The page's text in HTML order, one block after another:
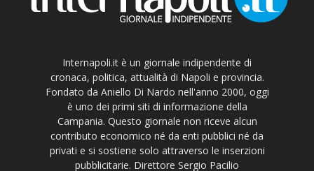
Internapoli.it è un giornale indipendente di
cronaca, politica, attualità di Napoli e provincia.
Fondato da Aniello Di Nardo nell'anno 2000, oggi
è uno dei primi siti di informazione della
Campania. Questo giornale non riceve alcun
contributo economico né da enti pubblici né da
privati e si sostiene solo attraverso le inserzioni
pubblicitarie. Direttore Sergio Pacilio